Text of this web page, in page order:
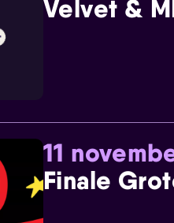
Velvet &
11
Finale